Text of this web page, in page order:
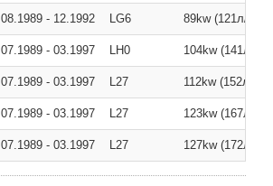
08.1989 - 12.1992 LG6 89kw (121л/с )
07.1989 - 03.1997 LH0 104kw (141л/с )
07.1989 - 03.1997 L27 112kw (152л/с )
07.1989 - 03.1997 L27 123kw (167л/с )
07.1989 - 03.1997 L27 127kw (172л/с )